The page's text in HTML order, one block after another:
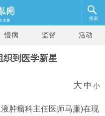
搜索
慢病 监督 活动
织到医学新星
大 中 小
肿瘤科主任医师马廉)在现